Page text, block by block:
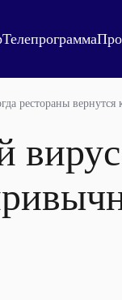
Телепрограмма
рестораны